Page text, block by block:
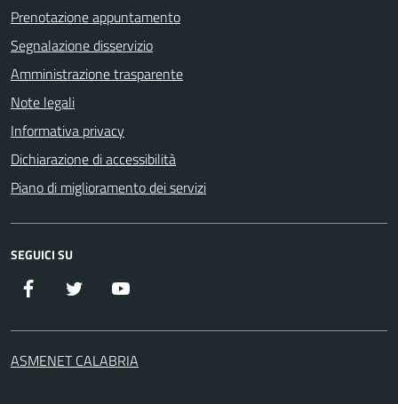
Prenotazione appuntamento
Segnalazione disservizio
Amministrazione trasparente
Note legali
Informativa privacy
Dichiarazione di accessibilità
Piano di miglioramento dei servizi
SEGUICI SU
Facebook Twitter
ASMENET CALABRIA